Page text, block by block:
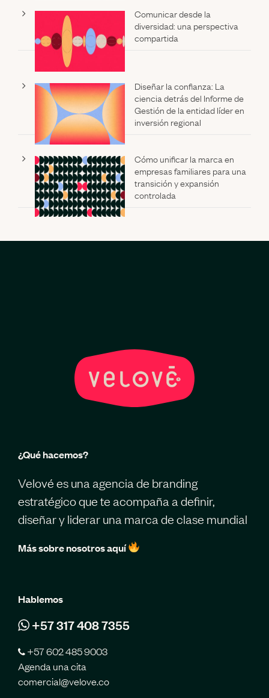
Comunicar desde la
diversidad: una perspectiva
compartida
Diseñar la confianza: La
ciencia detrás del Informe de
Gestión de la entidad líder en
inversión regional
Cómo unificar la marca en
empresas familiares para una
transición y expansión
controlada
¿Qué hacemos?
Velové es una agencia de branding
estratégico que te acompaña a definir,
diseñar y liderar una marca de clase mundial
Más sobre nosotros aquí
Hablemos
+57 317 408 7355
+57 602 485 9003
Agenda una cita
comercial@velove.co